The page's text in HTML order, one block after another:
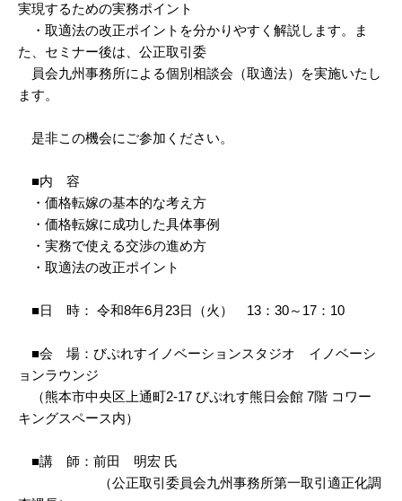
実現するための実務ポイント
・取適法の改正ポイントを分かりやすく解説します。ま
た、セミナー後は、公正取引委
員会九州事務所による個別相談会（取適法）を実施いたし
ます。
是非この機会にご参加ください。
■内 容
・価格転嫁の基本的な考え方
・価格転嫁に成功した具体事例
・実務で使える交渉の進め方
・取適法の改正ポイント
■日 時： 令和8年6月23日（火） 13：30～17：10
■会 場：びぷれすイノベーションスタジオ イノベーシ
ョンラウンジ
（熊本市中央区上通町2-17 びぷれす熊日会館 7階 コワー
キングスペース内）
■講 師：前田 明宏 氏
（公正取引委員会九州事務所第一取引適正化調